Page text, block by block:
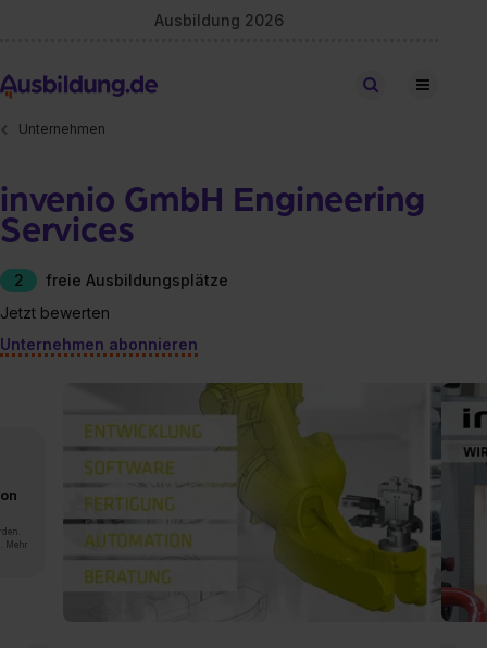
Ausbildung 2026
Stellen finden
Unternehmen
invenio GmbH Engineering
Services
2
freie Ausbildungsplätze
Jetzt bewerten
Unternehmen abonnieren
Mehr